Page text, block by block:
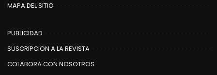
MAPA DEL SITIO
PUBLICIDAD
SUSCRIPCION A LA REVISTA
COLABORA CON NOSOTROS